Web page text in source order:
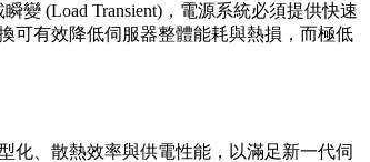
變 (Load Transient)，電源系統必須提供快速
可有效降低伺服器整體能耗與熱損，而極低
化、散熱效率與供電性能，以滿足新一代伺